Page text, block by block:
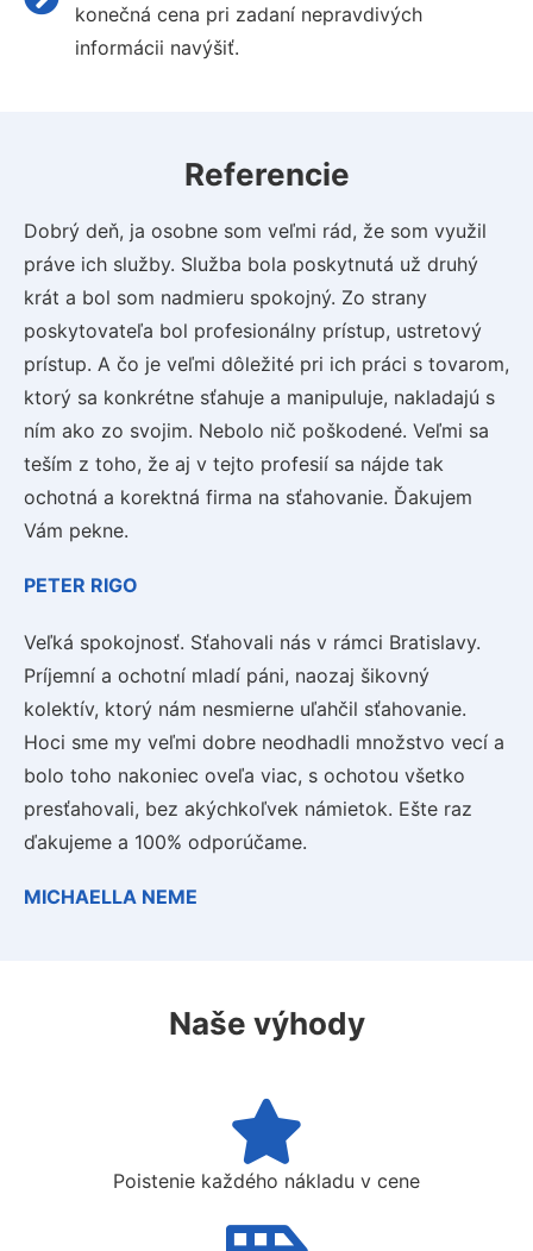
konečná cena pri zadaní nepravdivých
informácii navýšiť.
Referencie
Dobrý deň, ja osobne som veľmi rád, že som využil
práve ich služby. Služba bola poskytnutá už druhý
krát a bol som nadmieru spokojný. Zo strany
poskytovateľa bol profesionálny prístup, ustretový
prístup. A čo je veľmi dôležité pri ich práci s tovarom,
ktorý sa konkrétne sťahuje a manipuluje, nakladajú s
ním ako zo svojim. Nebolo nič poškodené. Veľmi sa
teším z toho, že aj v tejto profesií sa nájde tak
ochotná a korektná firma na sťahovanie. Ďakujem
Vám pekne.
PETER RIGO
Veľká spokojnosť. Sťahovali nás v rámci Bratislavy.
Príjemní a ochotní mladí páni, naozaj šikovný
kolektív, ktorý nám nesmierne uľahčil sťahovanie.
Hoci sme my veľmi dobre neodhadli množstvo vecí a
bolo toho nakoniec oveľa viac, s ochotou všetko
presťahovali, bez akýchkoľvek námietok. Ešte raz
ďakujeme a 100% odporúčame.
MICHAELLA NEME
Naše výhody
Poistenie každého nákladu v cene